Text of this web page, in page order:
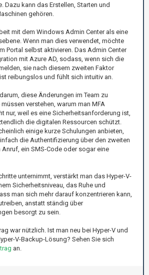
Dazu kann das Erstellen, Starten und
gehören.
mit dem Windows Admin Center als eine
Wenn man dies verwendet, möchte
Portal selbst aktivieren. Das Admin Center
mit Azure AD, sodass, wenn sich die
sie nach diesem zweiten Faktor
reibungslos und fühlt sich intuitiv an.
diese Änderungen im Team zu
verstehen, warum man MFA
nur, weil es eine Sicherheitsanforderung ist,
die digitalen Ressourcen schützt.
einige kurze Schulungen anbieten,
die Authentifizierung über den zweiten
ein SMS-Code oder sogar eine
unternimmt, verstärkt man das Hyper-V-
Sicherheitsniveau, das Ruhe und
man sich mehr darauf konzentrieren kann,
anstatt ständig über
besorgt zu sein.
war nützlich. Ist man neu bei Hyper-V und
V-Backup-Lösung? Sehen Sie sich
an.